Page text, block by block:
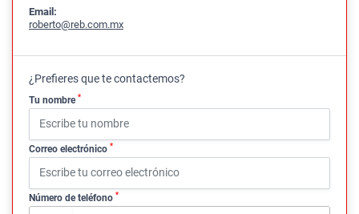
Email:
roberto@reb.com.mx
¿Prefieres que te contactemos?
Tu nombre *
Correo electrónico *
Número de teléfono *